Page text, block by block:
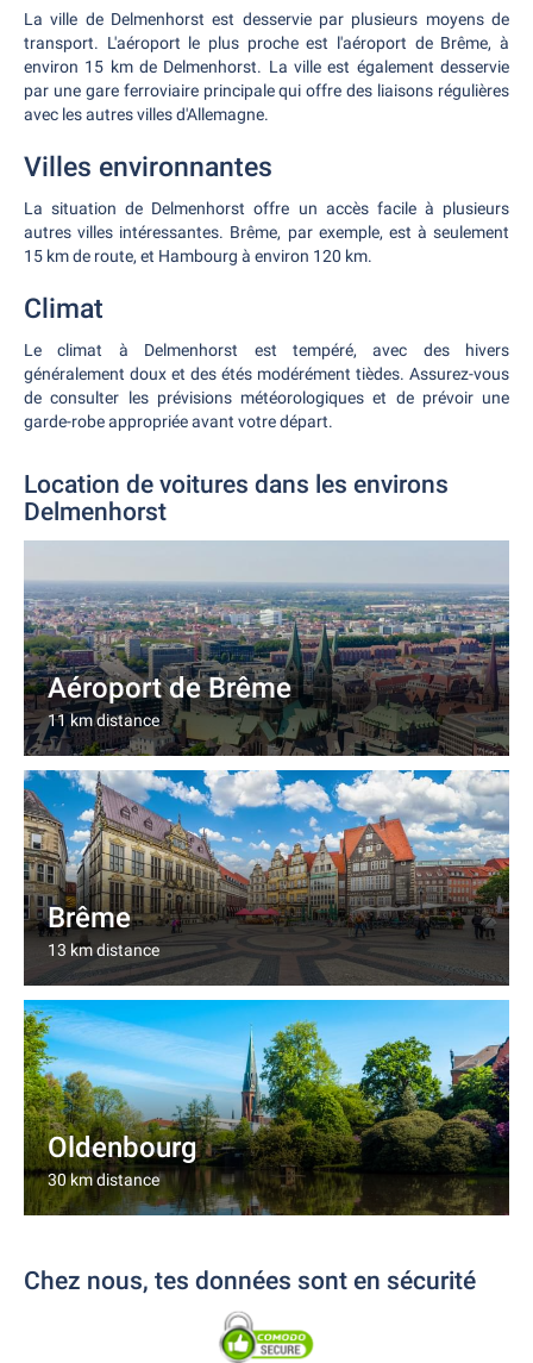
La ville de Delmenhorst est desservie par plusieurs moyens de
transport. L'aéroport le plus proche est l'aéroport de Brême, à
environ 15 km de Delmenhorst. La ville est également desservie
par une gare ferroviaire principale qui offre des liaisons régulières
avec les autres villes d'Allemagne.
Villes environnantes
La situation de Delmenhorst offre un accès facile à plusieurs
autres villes intéressantes. Brême, par exemple, est à seulement
15 km de route, et Hambourg à environ 120 km.
Climat
Le climat à Delmenhorst est tempéré, avec des hivers
généralement doux et des étés modérément tièdes. Assurez-vous
de consulter les prévisions météorologiques et de prévoir une
garde-robe appropriée avant votre départ.
Location de voitures dans les environs
Delmenhorst
Aéroport de Brême
11 km distance
Brême
13 km distance
Oldenbourg
30 km distance
Chez nous, tes données sont en sécurité